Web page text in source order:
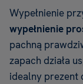
Wypełnienie
wypełnienie
pachną
zapach działa
idealny prezent